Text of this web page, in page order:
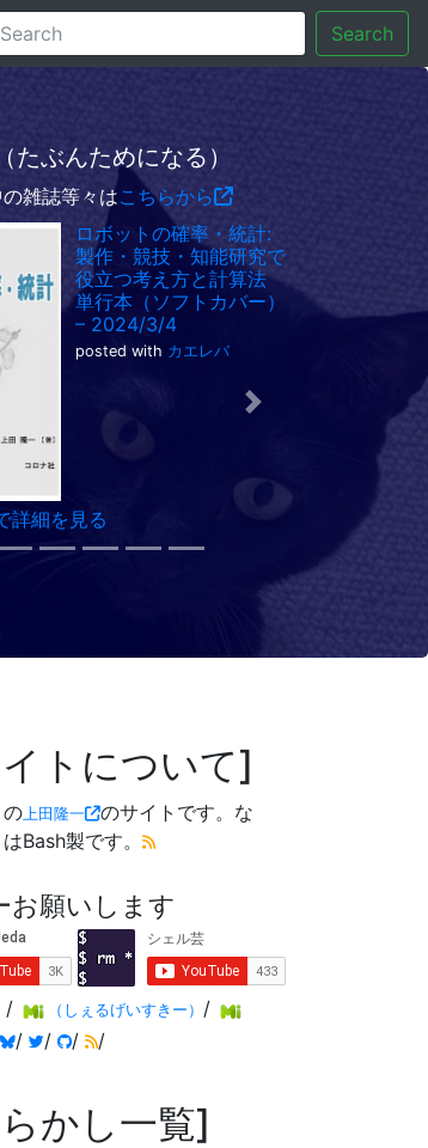
Search
たぶんためになる）
雑誌等々はこちらから
ロボットの確率・統計:
製作・競技・知能研究で
役立つ考え方と計算法
単行本（ソフトカバー）
– 2024/3/4
posted with カエレバ
詳細を見る
Next
トについて
上田隆一
のサイトです。な
Bash製です。
お願いします
/ （しぇるげいすきー） /
/ / / /
かし一覧